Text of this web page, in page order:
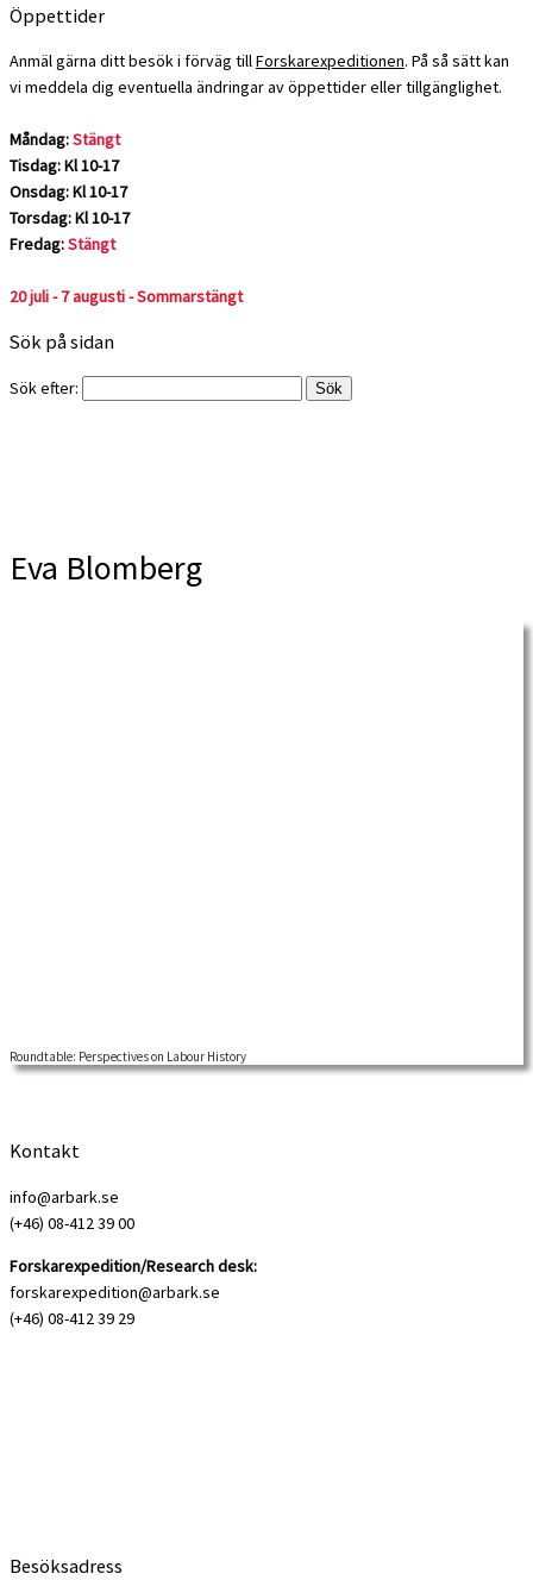
Öppettider
Anmäl gärna ditt besök i förväg tillForskarexpeditionen. På så sätt kan
vi meddela dig eventuella ändringar av öppettider eller tillgänglighet.
Måndag:Stängt
Tisdag: Kl 10-17
Onsdag: Kl 10-17
Torsdag: Kl 10-17
Fredag:Stängt
20 juli - 7 augusti - Sommarstängt
Sök på sidan
Sök efter:
Eva Blomberg
Welcome to a NLHN roundtable (digital) on different perspectives on labour
Roundtable: Perspectives on Labour History
Kontakt
info@arbark.se
(+46) 08-412 39 00
Forskarexpedition/Research desk:
forskarexpedition@arbark.se
(+46) 08-412 39 29
Besöksadress